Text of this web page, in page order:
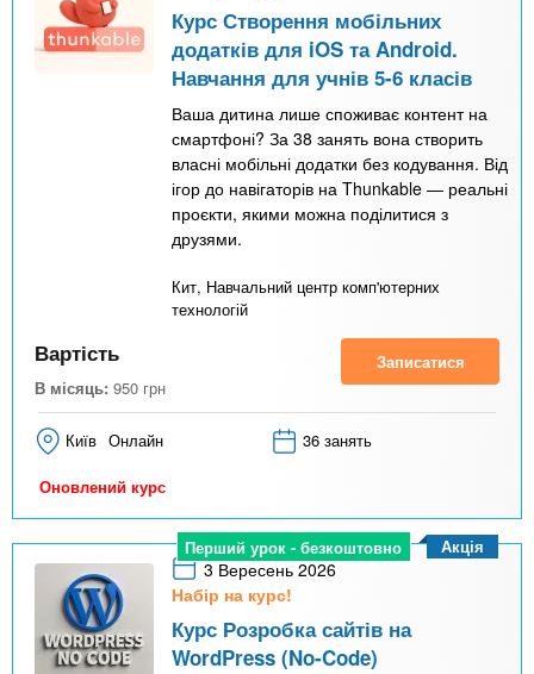
Курс Створення мобільних
додатків для iOS та Android.
Навчання для учнів 5-6 класів
Ваша дитина лише споживає контент на
смартфоні? За 38 занять вона створить
власні мобільні додатки без кодування. Від
ігор до навігаторів на Thunkable — реальні
проєкти, якими можна поділитися з
друзями.
Кит, Навчальний центр комп'ютерних
технологій
Вартість
В місяць: 950 грн
Записатися
Київ Онлайн 36 занять
Оновлений курс
Перший урок - безкоштовно
3 Вересень 2026
Набір на курс!
Курс Розробка сайтів на
WordPress (No-Code)
Акція